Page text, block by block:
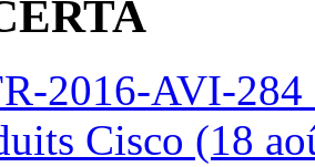
2016-AVI-
Cisco (18